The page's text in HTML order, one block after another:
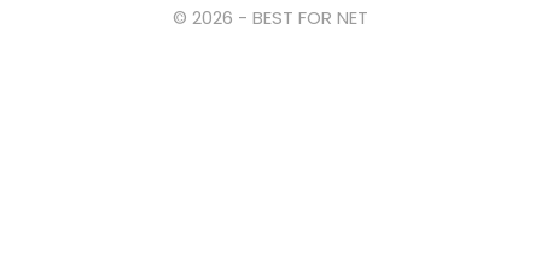
© 2026 - BEST FOR NET